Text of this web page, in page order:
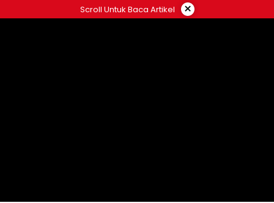
ke
Scroll Untuk Baca Artikel ×